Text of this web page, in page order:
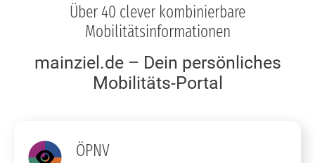
Über 40 clever kombinierbare
Mobilitätsinformationen
mainziel.de – Dein persönliches
Mobilitäts-Portal
ÖPNV